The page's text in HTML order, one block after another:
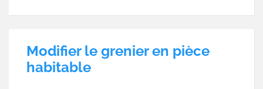
Modifier le grenier en pièce
habitable